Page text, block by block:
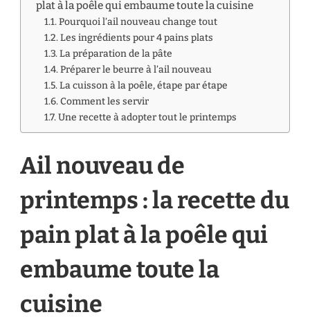
RECETTE
DU
PAIN
À
POÊLE
EMBAUME
TOUTE
plat à la poêle qui embaume toute la cuisine
Pourquoi l’ail nouveau change tout
Les ingrédients pour 4 pains plats
La préparation de la pâte
Préparer le beurre à l’ail nouveau
La cuisson à la poêle, étape par étape
Comment les servir
Une recette à adopter tout le printemps
Ail nouveau de
printemps : la recette du
pain plat à la poêle qui
embaume toute la
cuisine